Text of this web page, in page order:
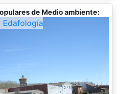
de Medio ambiente:
Edafología